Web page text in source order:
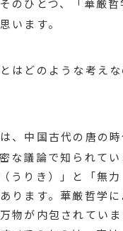
います。
はどのような考えな
、中国古代の唐の
な議論で知られて
うりき）」と「無力
ります。華厳哲学
物が内包されてい